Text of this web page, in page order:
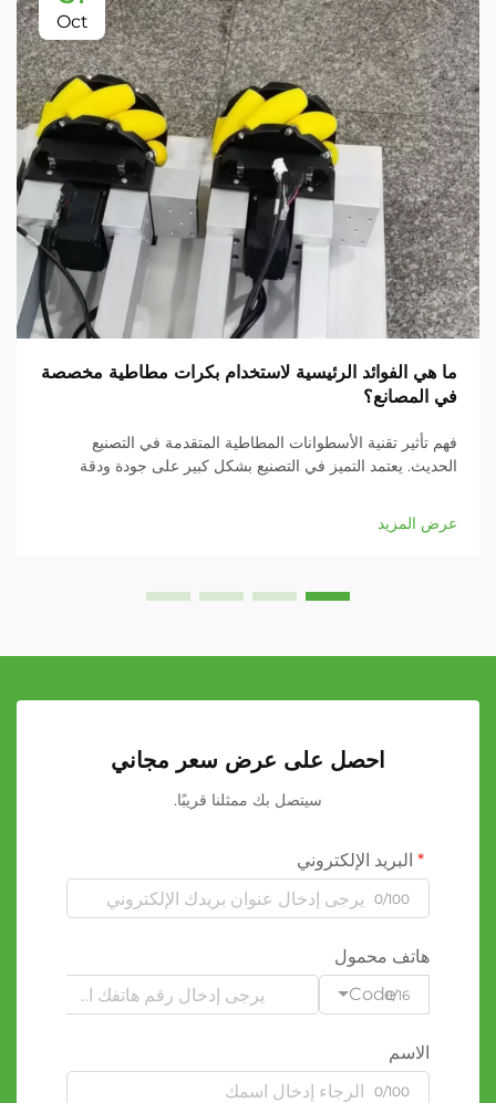
Oct
ما هي الفوائد الرئيسية لاستخدام بكرات مطاطية مخصصة
في المصانع؟
فهم تأثير تقنية الأسطوانات المطاطية المتقدمة في التصنيع
الحديث. يعتمد التميز في التصنيع بشكل كبير على جودة ودقة
الأسطوانات المطاطية المخصصة كأحد المكونات الأساسية...
عرض المزيد
احصل على عرض سعر مجاني
سيتصل بك ممثلنا قريبًا.
البريد الإلكتروني
0/100
هاتف محمول
Code0/16
الاسم
0/100